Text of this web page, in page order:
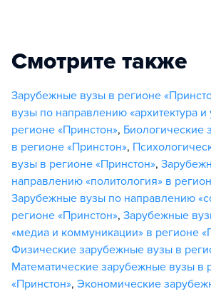
Смотрите также
Зарубежные вузы в регионе
вузы по направлению «архитектура и
регионе «Принстон», Биологические
в регионе «Принстон»,
вузы в регионе «Принстон»,
направлению «политология» в
Зарубежные вузы по направлению
регионе «Принстон», Зарубежные
«медиа и коммуникации» в регионе
Физические зарубежные вузы в
Математические зарубежные вузы в
«Принстон», Экономические